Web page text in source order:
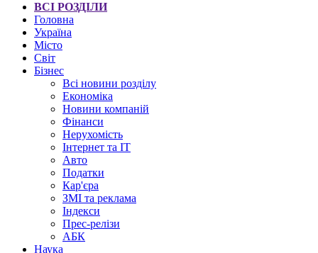
ВСІ РОЗДІЛИ
Головна
Україна
Місто
Світ
Бізнес
Всі новини розділу
Економіка
Новини компаній
Фінанси
Нерухомість
Інтернет та IT
Авто
Податки
Кар'єра
ЗМІ та реклама
Індекси
Прес-релізи
АБК
Наука